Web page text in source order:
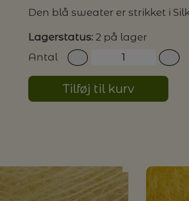
Den blå sweater er strikket i
Lagerstatus: 2 på lager
Antal
Tilføj til kurv